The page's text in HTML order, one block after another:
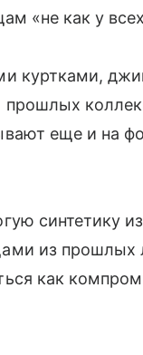
«не как у
куртками,
еще и на
синтетику
из прошлых
как